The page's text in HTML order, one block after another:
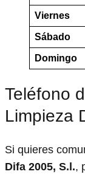
Viernes
Sábado
Domingo
Teléfono
Limpieza
Si quieres
Difa 2005, S.l.,